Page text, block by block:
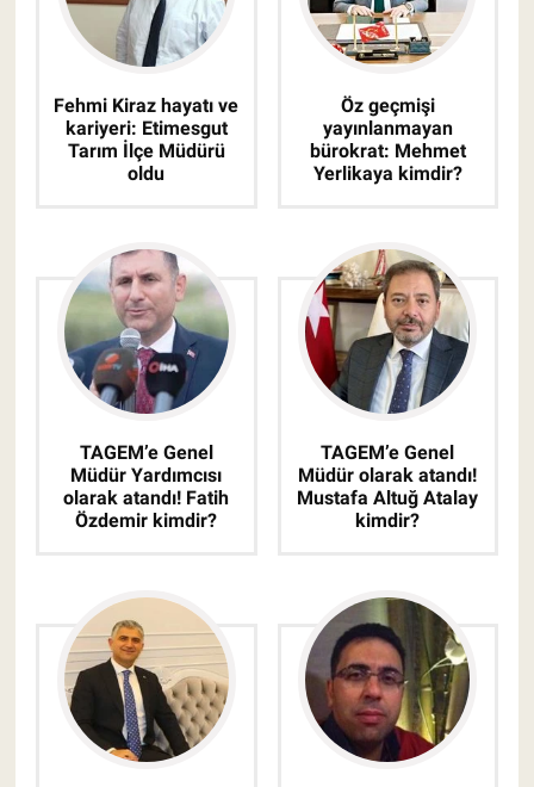
Fehmi Kiraz hayatı ve
kariyeri: Etimesgut
Tarım İlçe Müdürü
oldu
Öz geçmişi
yayınlanmayan
bürokrat: Mehmet
Yerlikaya kimdir?
TAGEM’e Genel
Müdür Yardımcısı
olarak atandı! Fatih
Özdemir kimdir?
TAGEM’e Genel
Müdür olarak atandı!
Mustafa Altuğ Atalay
kimdir?